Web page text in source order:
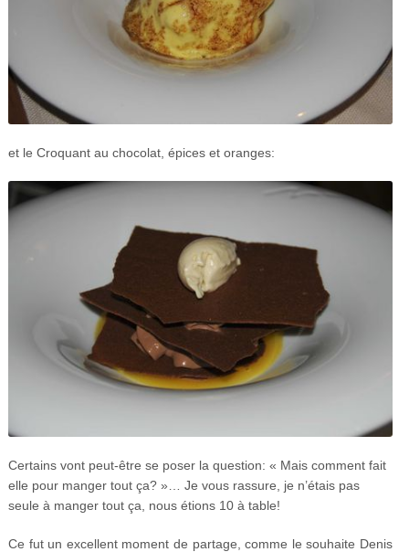
et le Croquant au chocolat, épices et oranges:
Certains vont peut-être se poser la question: « Mais comment fait
elle pour manger tout ça? »… Je vous rassure, je n’étais pas
seule à manger tout ça, nous étions 10 à table!
Ce fut un excellent moment de partage, comme le souhaite Denis